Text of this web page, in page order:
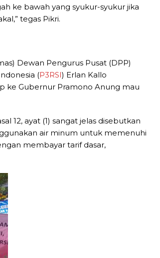
ke bawah yang syukur-syukur jika
tegas Pikri.
Dewan Pengurus Pusat (DPP)
(P3RSI) Erlan Kallo
ke Gubernur Pramono Anung mau
12, ayat (1) sangat jelas disebutkan
air minum untuk memenuhi
membayar tarif dasar,